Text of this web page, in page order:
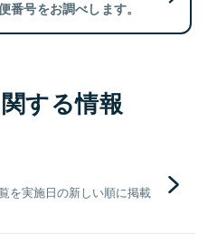
番号をお調べします。
する情報
を実施日の新しい順に掲載